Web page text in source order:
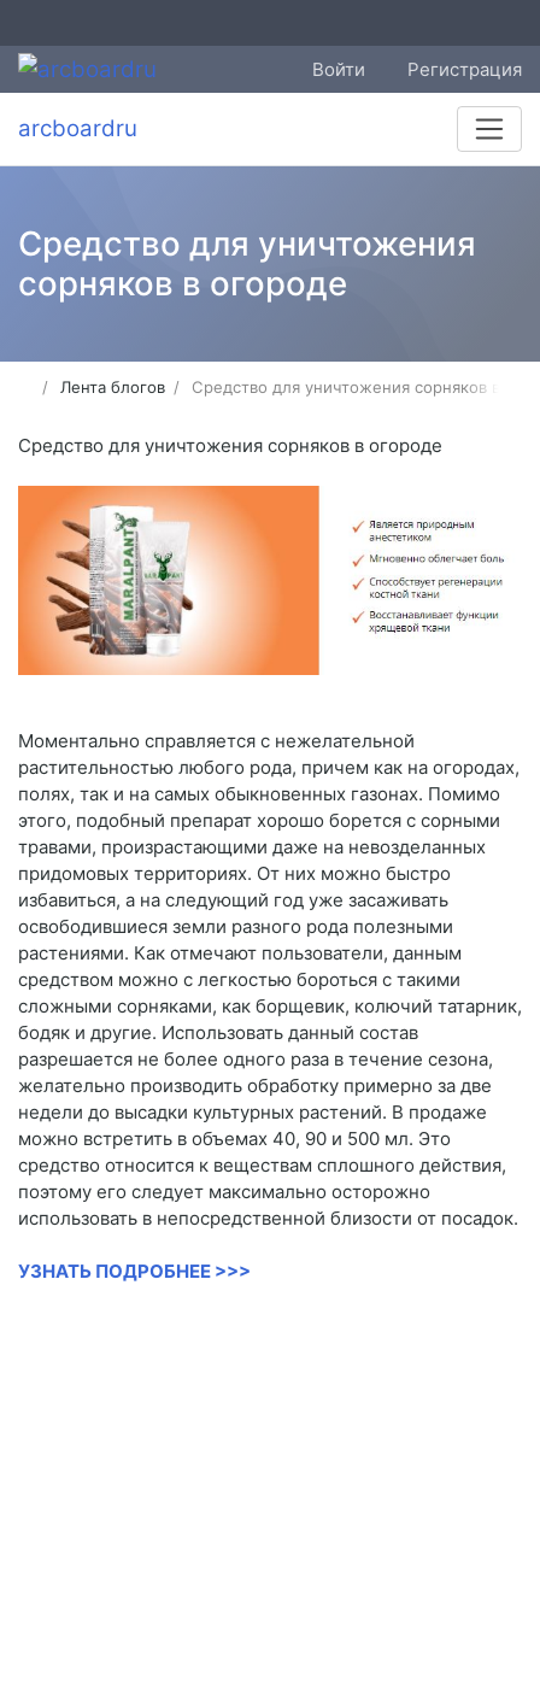
Войти Регистрация
arcboardru
Средство для уничтожения
сорняков в огороде
Лента блогов Средство для уничтожения сорняков в
Средство для уничтожения сорняков в огороде
Моментально справляется с нежелательной
растительностью любого рода, причем как на огородах,
полях, так и на самых обыкновенных газонах. Помимо
этого, подобный препарат хорошо борется с сорными
травами, произрастающими даже на невозделанных
придомовых территориях. От них можно быстро
избавиться, а на следующий год уже засаживать
освободившиеся земли разного рода полезными
растениями. Как отмечают пользователи, данным
средством можно с легкостью бороться с такими
сложными сорняками, как борщевик, колючий татарник,
бодяк и другие. Использовать данный состав
разрешается не более одного раза в течение сезона,
желательно производить обработку примерно за две
недели до высадки культурных растений. В продаже
можно встретить в объемах 40, 90 и 500 мл. Это
средство относится к веществам сплошного действия,
поэтому его следует максимально осторожно
использовать в непосредственной близости от посадок.
УЗНАТЬ ПОДРОБНЕЕ >>>